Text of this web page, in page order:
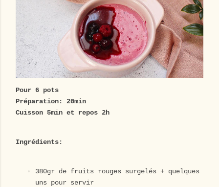
Pour 6 pots
Préparation: 20min
Cuisson 5min et repos 2h
Ingrédients:
380gr de fruits rouges surgelés + quelques
uns pour servir